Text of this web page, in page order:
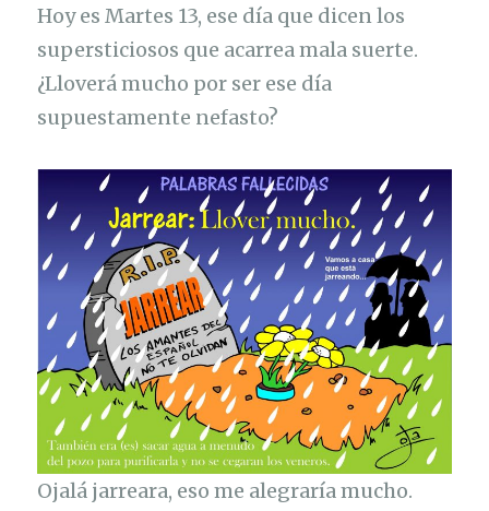
Hoy es Martes 13, ese día que dicen los
supersticiosos que acarrea mala suerte.
¿Lloverá mucho por ser ese día
supuestamente nefasto?
Ojalá jarreara, eso me alegraría mucho.